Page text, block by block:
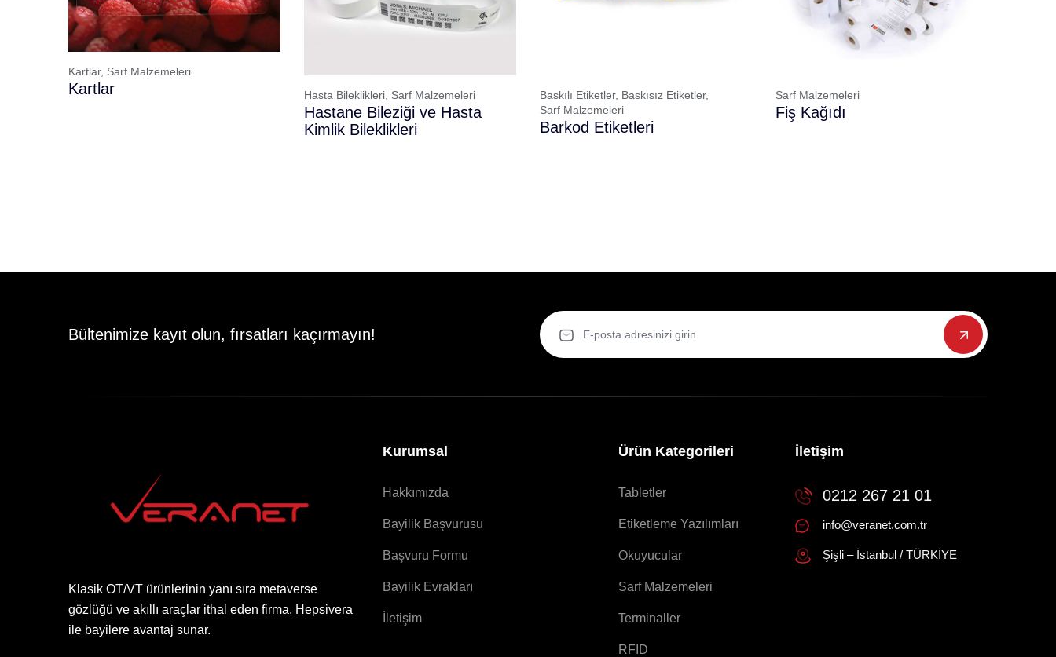
Kartlar, Sarf Malzemeleri
Kartlar Hasta Bileklikleri, Sarf Malzemeleri
Hastane Bileziği ve Hasta
Kimlik Bileklikleri
Baskılı Etiketler, Baskısız Etiketler,
Sarf Malzemeleri
Barkod Etiketleri
Sarf Malzemeleri
Fiş Kağıdı
Bültenimize kayıt olun, fırsatları kaçırmayın!
Klasik OT/VT ürünlerinin yanı sıra metaverse
gözlüğü ve akıllı araçlar ithal eden firma, Hepsivera
ile bayilere avantaj sunar.
Kurumsal
Hakkımızda
Bayilik Başvurusu
Başvuru Formu
Bayilik Evrakları
İletişim
Ürün Kategorileri
Tabletler
Etiketleme Yazılımları
Okuyucular
Sarf Malzemeleri
Terminaller
RFID
İletişim
0212 267 21 01
info@veranet.com.tr
Şişli – İstanbul / TÜRKİYE